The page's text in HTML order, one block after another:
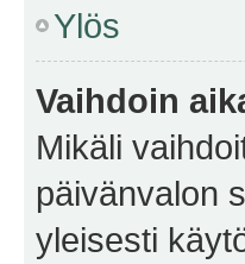
Ylös
Vaihdoin
Mikäli
päivänvalon
yleisesti